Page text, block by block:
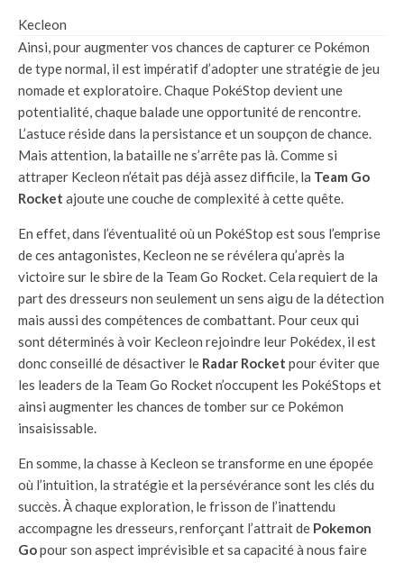
Kecleon
Ainsi, pour augmenter vos chances de capturer ce Pokémon
de type normal, il est impératif d’adopter une stratégie de jeu
nomade et exploratoire. Chaque PokéStop devient une
potentialité, chaque balade une opportunité de rencontre.
L’astuce réside dans la persistance et un soupçon de chance.
Mais attention, la bataille ne s’arrête pas là. Comme si
attraper Kecleon n’était pas déjà assez difficile, la Team Go
Rocket ajoute une couche de complexité à cette quête.
En effet, dans l’éventualité où un PokéStop est sous l’emprise
de ces antagonistes, Kecleon ne se révélera qu’après la
victoire sur le sbire de la Team Go Rocket. Cela requiert de la
part des dresseurs non seulement un sens aigu de la détection
mais aussi des compétences de combattant. Pour ceux qui
sont déterminés à voir Kecleon rejoindre leur Pokédex, il est
donc conseillé de désactiver le Radar Rocket pour éviter que
les leaders de la Team Go Rocket n’occupent les PokéStops et
ainsi augmenter les chances de tomber sur ce Pokémon
insaisissable.
En somme, la chasse à Kecleon se transforme en une épopée
où l’intuition, la stratégie et la persévérance sont les clés du
succès. À chaque exploration, le frisson de l’inattendu
accompagne les dresseurs, renforçant l’attrait de Pokemon
Gopour son aspect imprévisible et sa capacité à nous faire